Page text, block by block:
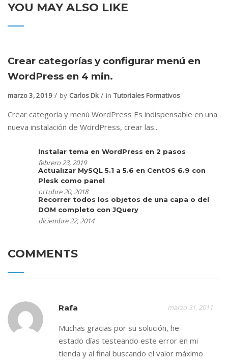
YOU MAY ALSO LIKE
Crear categorías y configurar menú en
WordPress en 4 min.
marzo 3, 2019 by Carlos Dk in Tutoriales Formativos
Crear categoría y menú WordPress Es indispensable en una
nueva instalación de WordPress, crear las...
Instalar tema en WordPress en 2 pasos
febrero 23, 2019
Actualizar MySQL 5.1 a 5.6 en CentOS 6.9 con
Plesk como panel
octubre 20, 2018
Recorrer todos los objetos de una capa o del
DOM completo con JQuery
diciembre 22, 2014
COMMENTS
Rafa marzo 31, 2011
Muchas gracias por su solución, he
estado días testeando este error en mi
tienda y al final buscando el valor máximo